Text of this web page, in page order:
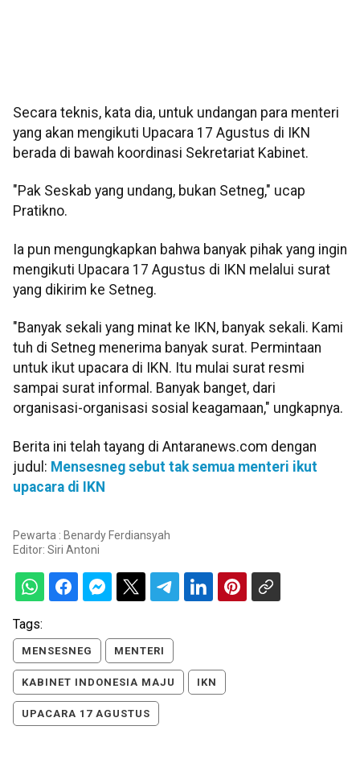
Secara teknis, kata dia, untuk undangan para menteri
yang akan mengikuti Upacara 17 Agustus di IKN
berada di bawah koordinasi Sekretariat Kabinet.
"Pak Seskab yang undang, bukan Setneg," ucap
Pratikno.
Ia pun mengungkapkan bahwa banyak pihak yang ingin
mengikuti Upacara 17 Agustus di IKN melalui surat
yang dikirim ke Setneg.
"Banyak sekali yang minat ke IKN, banyak sekali. Kami
tuh di Setneg menerima banyak surat. Permintaan
untuk ikut upacara di IKN. Itu mulai surat resmi
sampai surat informal. Banyak banget, dari
organisasi-organisasi sosial keagamaan," ungkapnya.
Berita ini telah tayang di Antaranews.com dengan
judul: Mensesneg sebut tak semua menteri ikut
upacara di IKN
Pewarta : Benardy Ferdiansyah
Editor: Siri Antoni
Tags:
MENSESNEG MENTERI
KABINET INDONESIA MAJU IKN
UPACARA 17 AGUSTUS